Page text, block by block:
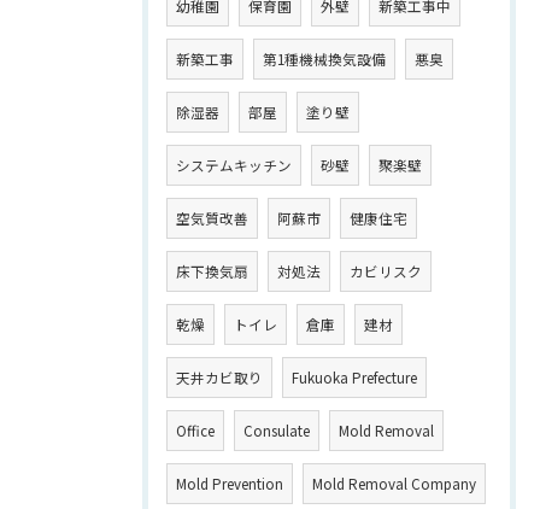
幼稚園 保育園 外壁 新築工事中
新築工事 第1種機械換気設備 悪臭
除湿器 部屋 塗り壁
システムキッチン 砂壁 聚楽壁
空気質改善 阿蘇市 健康住宅
床下換気扇 対処法 カビリスク
乾燥 トイレ 倉庫 建材
天井カビ取り Fukuoka Prefecture
Office Consulate Mold Removal
Mold Prevention Mold Removal Company